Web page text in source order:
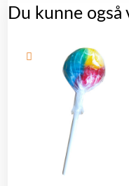
Du kunne